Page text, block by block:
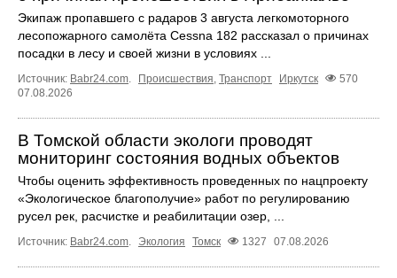
Экипаж пропавшего с радаров 3 августа легкомоторного
лесопожарного самолёта Cessna 182 рассказал о причинах
посадки в лесу и своей жизни в условиях ...
Источник: Babr24.com. Происшествия, Транспорт Иркутск
570
07.08.2026
В Томской области экологи проводят
мониторинг состояния водных объектов
Чтобы оценить эффективность проведенных по нацпроекту
«Экологическое благополучие» работ по регулированию
русел рек, расчистке и реабилитации озер, ...
Источник: Babr24.com. Экология Томск 1327 07.08.2026